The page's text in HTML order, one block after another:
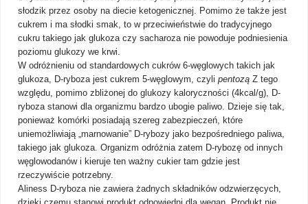
słodzik przez osoby na diecie ketogenicznej. Pomimo że także jest
cukrem i ma słodki smak, to w przeciwieństwie do tradycyjnego
cukru takiego jak glukoza czy sacharoza nie powoduje podniesienia
poziomu glukozy we krwi.
W odróżnieniu od standardowych cukrów 6-węglowych takich jak
glukoza, D-rybozajest cukrem 5-węglowym, czyli pentozą Z tego
względu, pomimo zbliżonej do glukozy kaloryczności (4kcal/g), D-
ryboza stanowi dla organizmu bardzo ubogie paliwo. Dzieje się tak,
ponieważ komórki posiadają szereg zabezpieczeń, które
uniemożliwiają „marnowanie” D-rybozy jako bezpośredniego paliwa,
takiego jak glukoza. Organizm odróżnia zatem D-rybozę od innych
węglowodanów i kieruje ten ważny cukier tam gdzie jest
rzeczywiście potrzebny.
Aliness D-rybozanie zawiera żadnych składników odzwierzęcych,